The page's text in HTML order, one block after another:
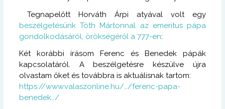
Tegnapelőtt Horváth Árpi atyával volt egy
beszélgetésünk Tóth Mártonnal az emeritus pápa
gondolkodásáról, örökségéről a 777-en:
Két korábbi írásom Ferenc és Benedek pápák
kapcsolatáról. A beszélgetésre készülve újra
olvastam őket és továbbra is aktuálisnak tartom:
https://www.valaszonline.hu/…/ferenc-papa-
benedek…/